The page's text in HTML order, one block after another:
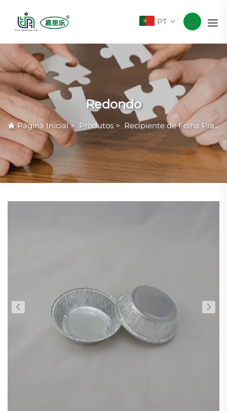
PT
Redondo
Página Inicial> Produtos > Recipiente de Folha Prateada com Rugas Comuns